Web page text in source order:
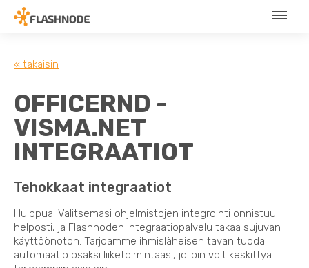
« takaisin
OFFICERND -
VISMA.NET
INTEGRAATIOT
Tehokkaat integraatiot
Huippua! Valitsemasi ohjelmistojen integrointi onnistuu
helposti, ja Flashnoden integraatiopalvelu takaa sujuvan
käyttöönoton. Tarjoamme ihmisläheisen tavan tuoda
automaatio osaksi liiketoimintaasi, jolloin voit keskittyä